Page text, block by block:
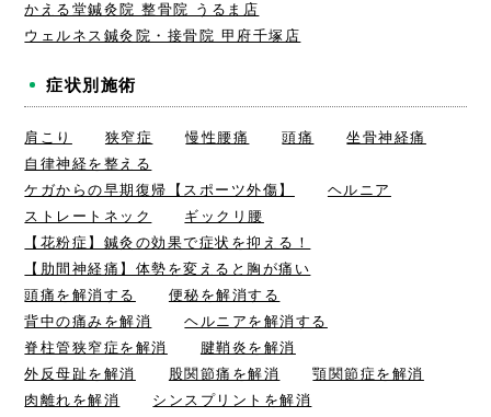
かえる堂鍼灸院 整骨院 うるま店
ウェルネス鍼灸院・接骨院 甲府千塚店
症状別施術
肩こり 狭窄症 慢性腰痛 頭痛
坐骨神経痛
自律神経を整える
ケガからの早期復帰【スポーツ外傷】
ヘルニア
ストレートネック
ギックリ腰
【花粉症】鍼灸の効果で症状を抑える！
【肋間神経痛】体勢を変えると胸が痛い
頭痛を解消する
便秘を解消する
背中の痛みを解消
ヘルニアを解消する
脊柱管狭窄症を解消
腱鞘炎を解消
外反母趾を解消
股関節痛を解消
顎関節症を解消
肉離れを解消
シンスプリントを解消